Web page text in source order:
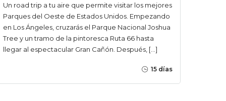
Un road trip a tu aire que permite visitar los mejores
Parques del Oeste de Estados Unidos. Empezando
en Los Ángeles, cruzarás el Parque Nacional Joshua
Tree y un tramo de la pintoresca Ruta 66 hasta
llegar al espectacular Gran Cañón. Después, […]
15 días